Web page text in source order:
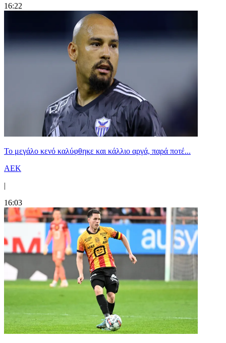
16:22
Το μεγάλο κενό καλύφθηκε και κάλλιο αργά, παρά ποτέ...
ΑΕΚ
|
16:03